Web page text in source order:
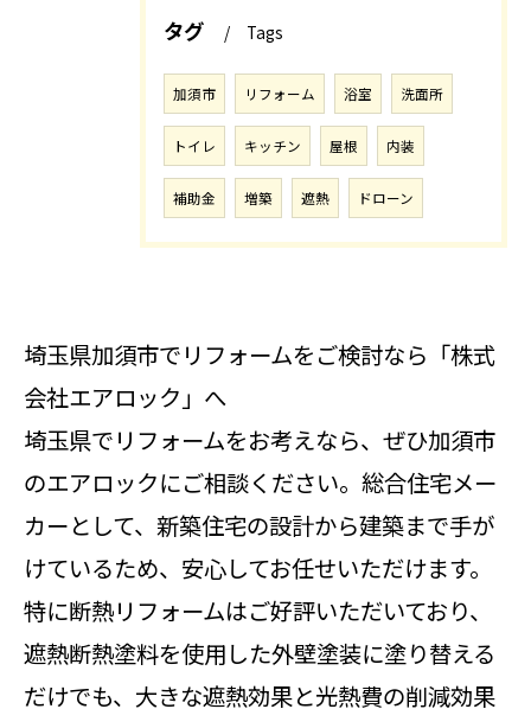
タグ Tags
加須市 リフォーム 浴室 洗面所
トイレ キッチン 屋根 内装
補助金 増築 遮熱 ドローン
埼玉県加須市でリフォームをご検討なら「株式
会社エアロック」へ
埼玉県でリフォームをお考えなら、ぜひ加須市
のエアロックにご相談ください。総合住宅メー
カーとして、新築住宅の設計から建築まで手が
けているため、安心してお任せいただけます。
特に断熱リフォームはご好評いただいており、
遮熱断熱塗料を使用した外壁塗装に塗り替える
だけでも、大きな遮熱効果と光熱費の削減効果